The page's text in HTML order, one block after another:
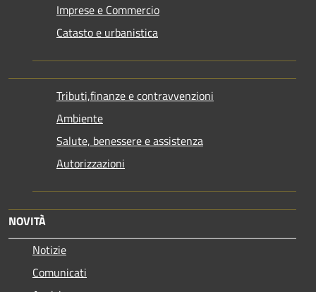
Imprese e Commercio
Catasto e urbanistica
Tributi,finanze e contravvenzioni
Ambiente
Salute, benessere e assistenza
Autorizzazioni
NOVITÀ
Notizie
Comunicati